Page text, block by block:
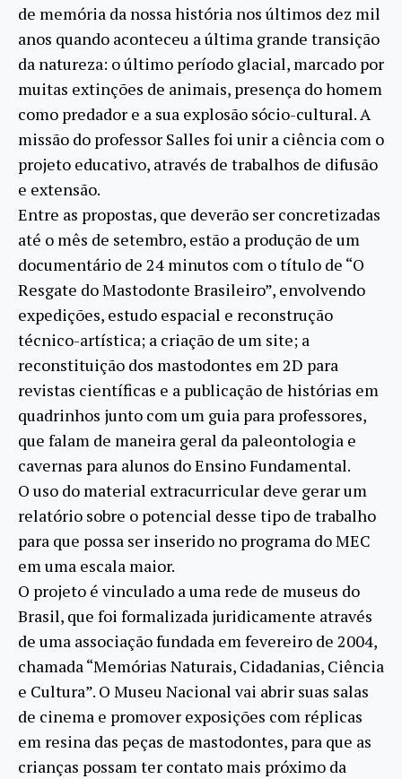
de memória da nossa história nos últimos dez mil
anos quando aconteceu a última grande transição
da natureza: o último período glacial, marcado por
muitas extinções de animais, presença do homem
como predador e a sua explosão sócio-cultural. A
missão do professor Salles foi unir a ciência com o
projeto educativo, através de trabalhos de difusão
e extensão.
Entre as propostas, que deverão ser concretizadas
até o mês de setembro, estão a produção de um
documentário de 24 minutos com o título de “O
Resgate do Mastodonte Brasileiro”, envolvendo
expedições, estudo espacial e reconstrução
técnico-artística; a criação de um site; a
reconstituição dos mastodontes em 2D para
revistas científicas e a publicação de histórias em
quadrinhos junto com um guia para professores,
que falam de maneira geral da paleontologia e
cavernas para alunos do Ensino Fundamental.
O uso do material extracurricular deve gerar um
relatório sobre o potencial desse tipo de trabalho
para que possa ser inserido no programa do MEC
em uma escala maior.
O projeto é vinculado a uma rede de museus do
Brasil, que foi formalizada juridicamente através
de uma associação fundada em fevereiro de 2004,
chamada “Memórias Naturais, Cidadanias, Ciência
e Cultura”. O Museu Nacional vai abrir suas salas
de cinema e promover exposições com réplicas
em resina das peças de mastodontes, para que as
crianças possam ter contato mais próximo da